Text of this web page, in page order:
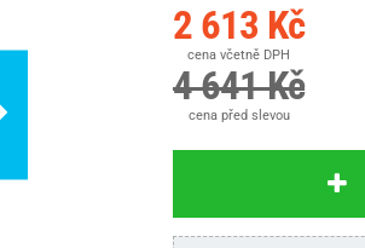
2 613 Kč
cena včetně DPH
4 641 Kč
cena před slevou